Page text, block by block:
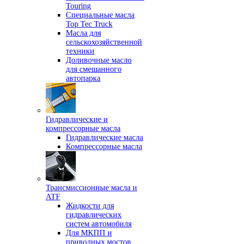
Touring
Специальные масла
Top Tec Truck
Масла для
сельскохозяйственной
техники
Доливочные масло
для смешанного
автопарка
Гидравлические и
компрессорные масла
Гидравлические масла
Компрессорные масла
Трансмиссионные масла и
ATF
Жидкости для
гидравлических
систем автомобиля
Для МКПП и
приводных мостов